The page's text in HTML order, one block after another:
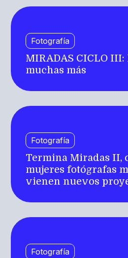
Fotografía
MIRADAS CICLO
muchas más
Fotografía
Termina Miradas II,
mujeres fotógrafas
vienen nuevos
Fotografía